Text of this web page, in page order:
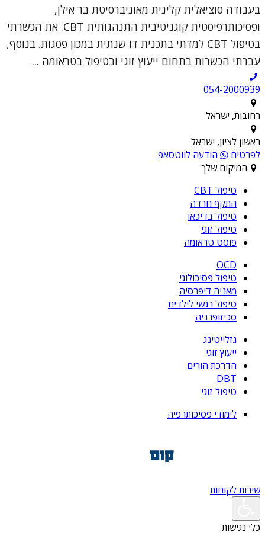
בעבודה סוציאלית קלינית מאוניברסיטת בר אילן,
ופסיכותרפיסטית קוגניטיבית התנהגותית CBT. את הכשרתי
בטיפול CBT למדתי בתכנית דו שנתית במכון פסגות. בנוסף,
עברתי הכשרות בתחום ייעוץ זוגי ובטיפול בטראומה ...
054-2000939
רחובות, ישראל
ראשון לציון, ישראל
לפרטים
הודעה לווטסאפ
המיקום שלך
טיפול CBT
התקף חרדה
טיפול בדיכאו
טיפול זוגי
פוסט טראומה
OCD
טיפול פסיכולוגי
מאניה דיפרסיה
טיפול רגשי לילדים
סכיזופרניה
גזלייטינג
ייעוץ זוגי
הדרכת הורים
DBT
טיפול זוגי
לימודי פסיכותרפיה
שירות לקוחות
כלי נגישות